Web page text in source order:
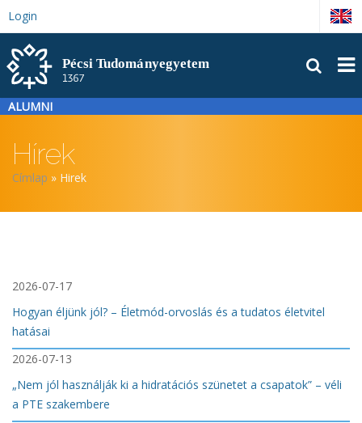
Ugrás
tartalomra
Login English
ALUMNI
Hírek
Morzsa
Címlap Hirek
2026-07-17
Hogyan éljünk jól? – Életmód-orvoslás és a tudatos életvitel
hatásai
2026-07-13
„Nem jól használják ki a hidratációs szünetet a csapatok” – véli
a PTE szakembere